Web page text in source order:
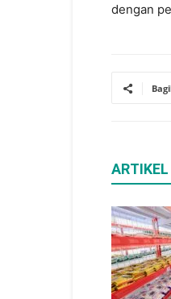
dengan